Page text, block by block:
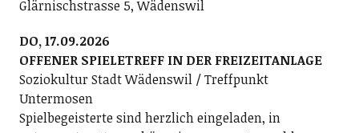
Glärnischstrasse 5, Wädenswil
DO, 17.09.2026
OFFENER SPIELETREFF IN DER FREIZEITANLAGE
Soziokultur Stadt Wädenswil / Treffpunkt
Untermosen
Spielbegeisterte sind herzlich eingeladen, in